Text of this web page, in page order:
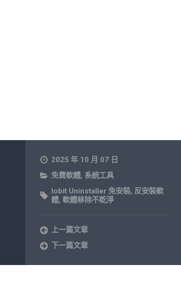
2025 年 10 月 07 日
免費軟體, 系統工具
Iobit Uninstaller 免安裝, 反安裝軟
體,軟體移除不乾淨
上一篇文章
下一篇文章